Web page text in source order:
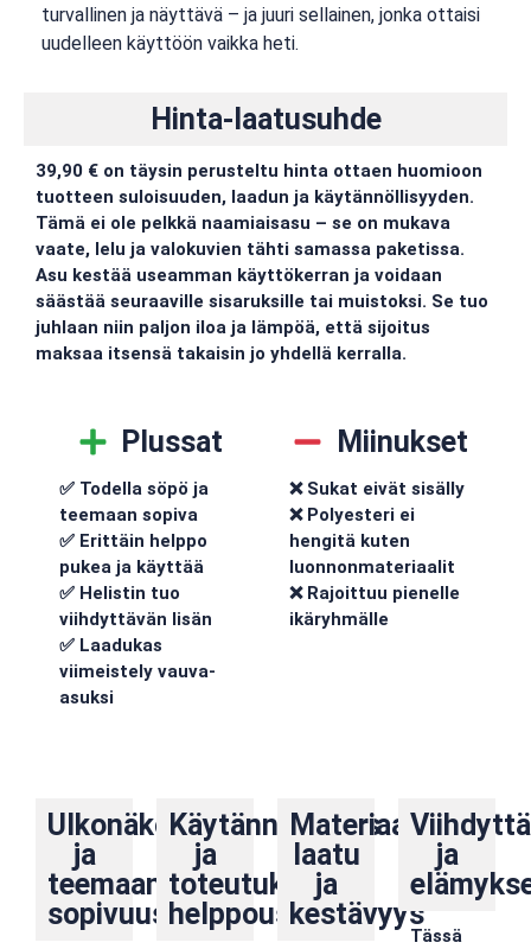
turvallinen ja näyttävä – ja juuri sellainen, jonka ottaisi
uudelleen käyttöön vaikka heti.
Hinta-laatusuhde
39,90 € on täysin perusteltu hinta ottaen huomioon
tuotteen suloisuuden, laadun ja käytännöllisyyden.
Tämä ei ole pelkkä naamiaisasu – se on mukava
vaate, lelu ja valokuvien tähti samassa paketissa.
Asu kestää useamman käyttökerran ja voidaan
säästää seuraaville sisaruksille tai muistoksi. Se tuo
juhlaan niin paljon iloa ja lämpöä, että sijoitus
maksaa itsensä takaisin jo yhdellä kerralla.
Plussat
✅ Todella söpö ja
teemaan sopiva
✅ Erittäin helppo
pukea ja käyttää
✅ Helistin tuo
viihdyttävän lisän
✅ Laadukas
viimeistely vauva-
asuksi
Miinukset
❌ Sukat eivät sisälly
❌ Polyesteri ei
hengitä kuten
luonnonmateriaalit
❌ Rajoittuu pienelle
ikäryhmälle
Ulkonäkö
ja
teemaan
sopivuus
Käytännöllisyys
ja
toteutuksen
helppous
Materiaalit,
laatu
ja
kestävyys
ja
Tässä